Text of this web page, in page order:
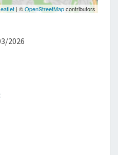
| ©OpenStreetMapcontributors
2026